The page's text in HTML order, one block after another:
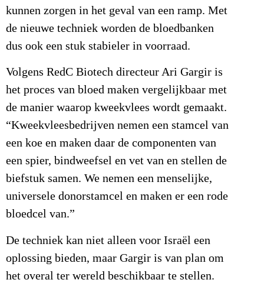
kunnen zorgen in het geval van een ramp. Met
de nieuwe techniek worden de bloedbanken
dus ook een stuk stabieler in voorraad.
Volgens RedC Biotech directeur Ari Gargir is
het proces van bloed maken vergelijkbaar met
de manier waarop kweekvlees wordt gemaakt.
“Kweekvleesbedrijven nemen een stamcel van
een koe en maken daar de componenten van
een spier, bindweefsel en vet van en stellen de
biefstuk samen. We nemen een menselijke,
universele donorstamcel en maken er een rode
bloedcel van.”
De techniek kan niet alleen voor Israël een
oplossing bieden, maar Gargir is van plan om
het overal ter wereld beschikbaar te stellen.